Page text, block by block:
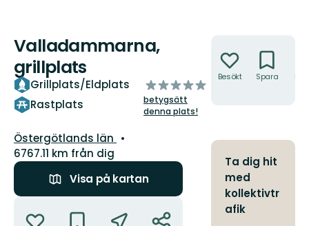
Valladammarna,
grillplats
Grillplats/Eldplats
Rastplats
av
5
stjärnor
betygsätt
denna plats!
Län:
Östergötlands län
6767.11 km från dig
Visa på kartan
Besökt Spara
Ta dig hit
med
kollektivtr
afik